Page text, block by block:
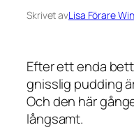
Skrivet avLisa Förare
Efter ett enda
gnisslig pudding
Och den här
långsamt.